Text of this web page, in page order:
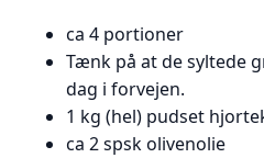
ca 4 portioner
Tænk på at de syltede
dag i forvejen.
1 kg (hel) pudset
ca 2 spsk olivenolie